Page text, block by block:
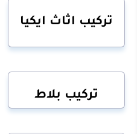
تركيب اثاث ايكيا
تركيب بلاط